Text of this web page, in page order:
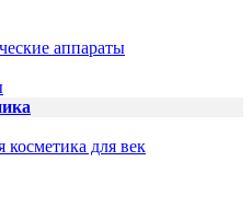
аппараты
косметика для век